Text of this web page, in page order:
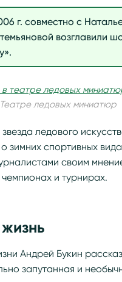
г. совместно с
возглавили
ледовых миниатюр
ледового
зимних спортивных
своим
и турнирах.
Андрей Букин
запутанная и